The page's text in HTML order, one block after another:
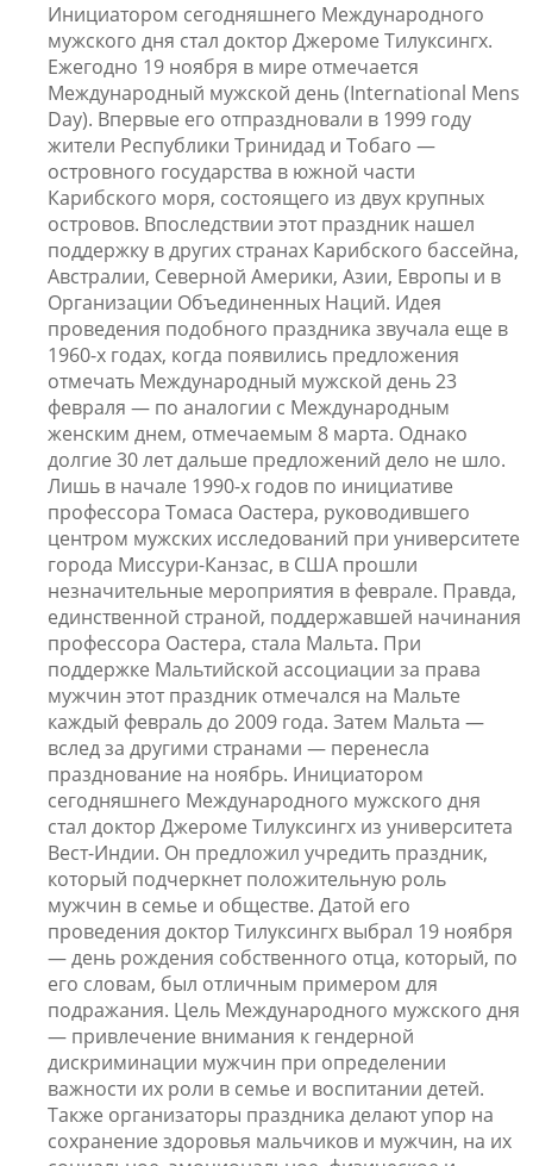
Инициатором сегодняшнего Международного
мужского дня стал доктор Джероме Тилуксингх.
Ежегодно 19 ноября в мире отмечается
Международный мужской день (International Mens
Day). Впервые его отпраздновали в 1999 году
жители Республики Тринидад и Тобаго —
островного государства в южной части
Карибского моря, состоящего из двух крупных
островов. Впоследствии этот праздник нашел
поддержку в других странах Карибского бассейна,
Австралии, Северной Америки, Азии, Европы и в
Организации Объединенных Наций. Идея
проведения подобного праздника звучала еще в
1960-х годах, когда появились предложения
отмечать Международный мужской день 23
февраля — по аналогии с Международным
женским днем, отмечаемым 8 марта. Однако
долгие 30 лет дальше предложений дело не шло.
Лишь в начале 1990-х годов по инициативе
профессора Томаса Оастера, руководившего
центром мужских исследований при университете
города Миссури-Канзас, в США прошли
незначительные мероприятия в феврале. Правда,
единственной страной, поддержавшей начинания
профессора Оастера, стала Мальта. При
поддержке Мальтийской ассоциации за права
мужчин этот праздник отмечался на Мальте
каждый февраль до 2009 года. Затем Мальта —
вслед за другими странами — перенесла
празднование на ноябрь. Инициатором
сегодняшнего Международного мужского дня
стал доктор Джероме Тилуксингх из университета
Вест-Индии. Он предложил учредить праздник,
который подчеркнет положительную роль
мужчин в семье и обществе. Датой его
проведения доктор Тилуксингх выбрал 19 ноября
— день рождения собственного отца, который, по
его словам, был отличным примером для
подражания. Цель Международного мужского дня
— привлечение внимания к гендерной
дискриминации мужчин при определении
важности их роли в семье и воспитании детей.
Также организаторы праздника делают упор на
сохранение здоровья мальчиков и мужчин, на их